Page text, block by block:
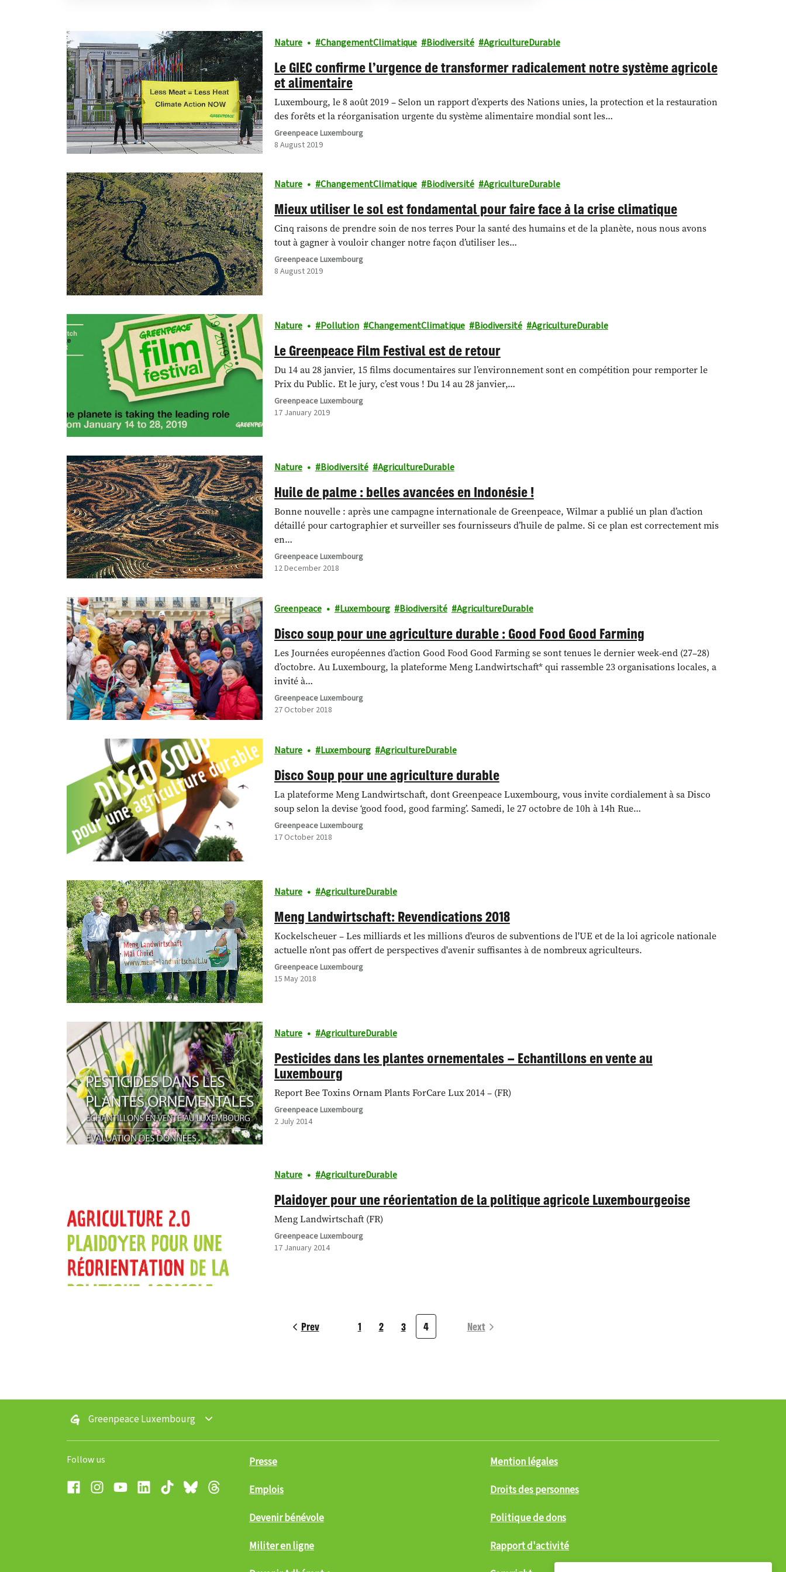
Filtered results Nature ChangementClimatique Biodiversité AgricultureDurable
Le GIEC confirme l’urgence de transformer radicalement notre système agricole
et alimentaire
Luxembourg, le 8 août 2019 – Selon un rapport d’experts des Nations unies, la protection et la restauration
des forêts et la réorganisation urgente du système alimentaire mondial sont les…
Greenpeace Luxembourg
8 August 2019
Nature ChangementClimatique Biodiversité AgricultureDurable
Mieux utiliser le sol est fondamental pour faire face à la crise climatique
Cinq raisons de prendre soin de nos terres Pour la santé des humains et de la planète, nous nous avons
tout à gagner à vouloir changer notre façon d’utiliser les…
Greenpeace Luxembourg
8 August 2019
Nature Pollution ChangementClimatique Biodiversité AgricultureDurable
Le Greenpeace Film Festival est de retour
Du 14 au 28 janvier, 15 films documentaires sur l’environnement sont en compétition pour remporter le
Prix du Public. Et le jury, c’est vous ! Du 14 au 28 janvier,…
Greenpeace Luxembourg
17 January 2019
Nature Biodiversité AgricultureDurable
Huile de palme : belles avancées en Indonésie !
Bonne nouvelle : après une campagne internationale de Greenpeace, Wilmar a publié un plan d’action
détaillé pour cartographier et surveiller ses fournisseurs d’huile de palme. Si ce plan est correctement mis
en…
Greenpeace Luxembourg
12 December 2018
Greenpeace Luxembourg Biodiversité AgricultureDurable
Disco soup pour une agriculture durable : Good Food Good Farming
Les Journées européennes d’action Good Food Good Farming se sont tenues le dernier week-end (27–28)
d’octobre. Au Luxembourg, la plateforme Meng Landwirtschaft* qui rassemble 23 organisations locales, a
invité à…
Greenpeace Luxembourg
27 October 2018
Nature Luxembourg AgricultureDurable
Disco Soup pour une agriculture durable
La plateforme Meng Landwirtschaft, dont Greenpeace Luxembourg, vous invite cordialement à sa Disco
soup selon la devise ‘good food, good farming’. Samedi, le 27 octobre de 10h à 14h Rue…
Greenpeace Luxembourg
17 October 2018
Nature AgricultureDurable
Meng Landwirtschaft: Revendications 2018
Kockelscheuer – Les milliards et les millions d'euros de subventions de l'UE et de la loi agricole nationale
actuelle n’ont pas offert de perspectives d'avenir suffisantes à de nombreux agriculteurs.
Greenpeace Luxembourg
15 May 2018
Nature AgricultureDurable
Pesticides dans les plantes ornementales – Echantillons en vente au
Luxembourg
Report Bee Toxins Ornam Plants ForCare Lux 2014 – (FR)
Greenpeace Luxembourg
2 July 2014
Nature AgricultureDurable
Plaidoyer pour une réorientation de la politique agricole Luxembourgeoise
Meng Landwirtschaft (FR)
Greenpeace Luxembourg
17 January 2014
Prev 1 2 3 4 Next
Greenpeace Luxembourg
Presse
Emplois
Devenir bénévole
Militer en ligne
Mention légales
Droits des personnes
Politique de dons
Rapport d'activité
Follow us